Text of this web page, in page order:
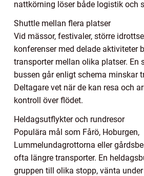
nattkörning löser både logistik och
Shuttle mellan flera platser
Vid mässor, festivaler, större
konferenser med delade aktiviteter
transporter mellan olika platser. En
bussen går enligt schema minskar
Deltagare vet när de kan resa och
kontroll över flödet.
Heldagsutflykter och rundresor
Populära mål som Fårö, Hoburgen,
Lummelundagrottorna eller
ofta längre transporter. En
gruppen till olika stopp, vänta